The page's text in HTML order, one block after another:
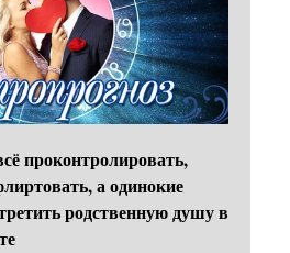
проконтролировать,
а одинокие
родственную душу в